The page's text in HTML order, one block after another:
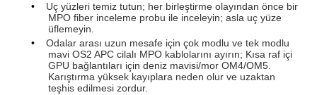
•
Uç yüzleri temiz tutun; her birleştirme olayından önce bir
MPO fiber inceleme probu ile inceleyin; asla uç yüze
üflemeyin.
•
Odalar arası uzun mesafe için çok modlu ve tek modlu
mavi OS2 APC cilalı MPO kablolarını ayırın; Kısa raf içi
GPU bağlantıları için deniz mavisi/mor OM4/OM5.
Karıştırma yüksek kayıplara neden olur ve uzaktan
teşhis edilmesi zordur.